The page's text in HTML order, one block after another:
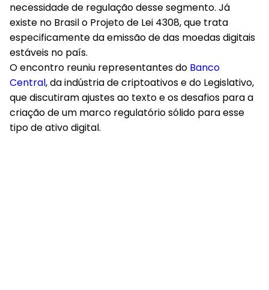
necessidade de regulação desse segmento. Já
existe no Brasil o Projeto de Lei 4308, que trata
especificamente da emissão de das moedas digitais
estáveis no país.
O encontro reuniu representantes do Banco
Central, da indústria de criptoativos e do Legislativo,
que discutiram ajustes ao texto e os desafios para a
criação de um marco regulatório sólido para esse
tipo de ativo digital.